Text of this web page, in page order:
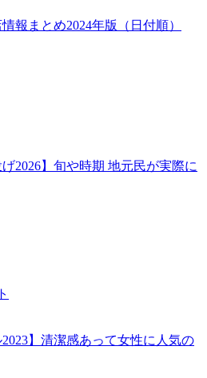
報まとめ2024年版（日付順）
げ2026】旬や時期 地元民が実際に
2023】清潔感あって女性に人気の